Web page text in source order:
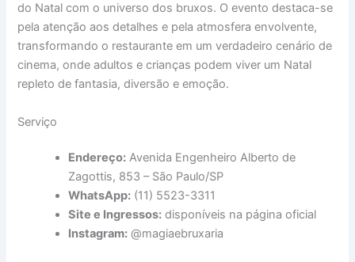
do Natal com o universo dos bruxos. O evento destaca-se
pela atenção aos detalhes e pela atmosfera envolvente,
transformando o restaurante em um verdadeiro cenário de
cinema, onde adultos e crianças podem viver um Natal
repleto de fantasia, diversão e emoção.
Serviço
Endereço: Avenida Engenheiro Alberto de
Zagottis, 853 – São Paulo/SP
WhatsApp: (11) 5523-3311
Site e Ingressos: disponíveis na página oficial
Instagram: @magiaebruxaria